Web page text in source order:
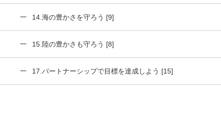
14.海の豊かさを守ろう [9]
15.陸の豊かさも守ろう [8]
17.パートナーシップで目標を達成しよう [15]